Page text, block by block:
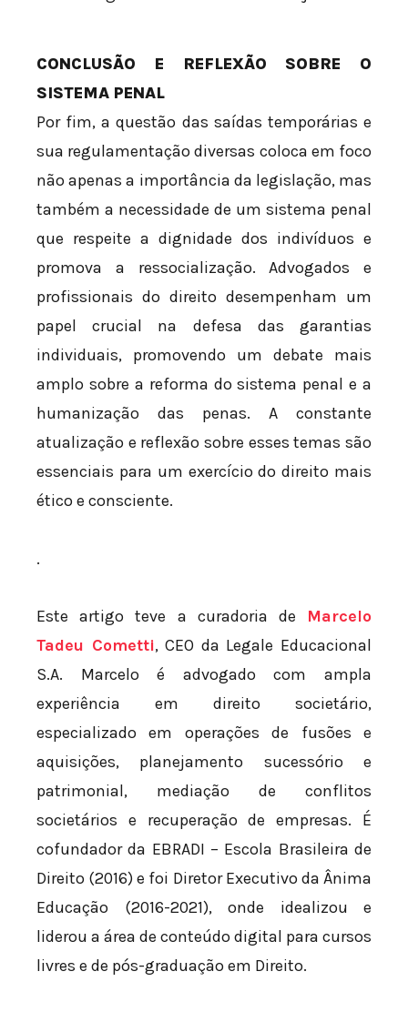
CONCLUSÃO E REFLEXÃO SOBRE O
SISTEMA PENAL
Por fim, a questão das saídas temporárias e
sua regulamentação diversas coloca em foco
não apenas a importância da legislação, mas
também a necessidade de um sistema penal
que respeite a dignidade dos indivíduos e
promova a ressocialização. Advogados e
profissionais do direito desempenham um
papel crucial na defesa das garantias
individuais, promovendo um debate mais
amplo sobre a reforma do sistema penal e a
humanização das penas. A constante
atualização e reflexão sobre esses temas são
essenciais para um exercício do direito mais
ético e consciente.
.
Este artigo teve a curadoria de Marcelo
Tadeu Cometti, CEO da Legale Educacional
S.A. Marcelo é advogado com ampla
experiência em direito societário,
especializado em operações de fusões e
aquisições, planejamento sucessório e
patrimonial, mediação de conflitos
societários e recuperação de empresas. É
cofundador da EBRADI – Escola Brasileira de
Direito (2016) e foi Diretor Executivo da Ânima
Educação (2016-2021), onde idealizou e
liderou a área de conteúdo digital para cursos
livres e de pós-graduação em Direito.